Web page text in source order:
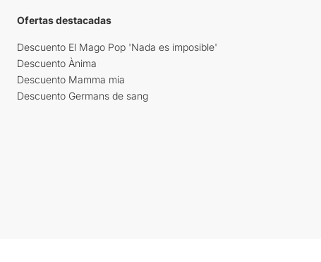
Ofertas destacadas
Descuento El Mago Pop 'Nada es imposible'
Descuento Ànima
Descuento Mamma mia
Descuento Germans de sang